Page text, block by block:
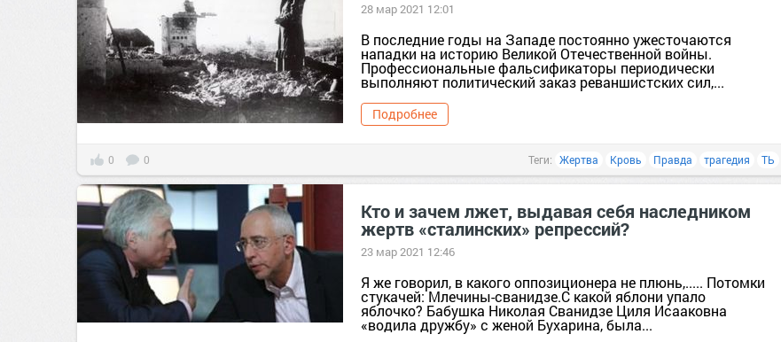
28 мар 2021 12:01
В последние годы на Западе постоянно ужесточаются
нападки на историю Великой Отечественной войны.
Профессиональные фальсификаторы периодически
выполняют политический заказ реваншистских сил,...
Подробнее
0 0 Теги: Жертва Кровь Правда трагедия ТЬ
Кто и зачем лжет, выдавая себя наследником
жертв «сталинских» репрессий?
23 мар 2021 12:46
Я же говорил, в какого оппозиционера не плюнь,..... Потомки
стукачей: Млечины-сванидзе.С какой яблони упало
яблочко? Бабушка Николая Сванидзе Циля Исааковна
«водила дружбу» с женой Бухарина, была...